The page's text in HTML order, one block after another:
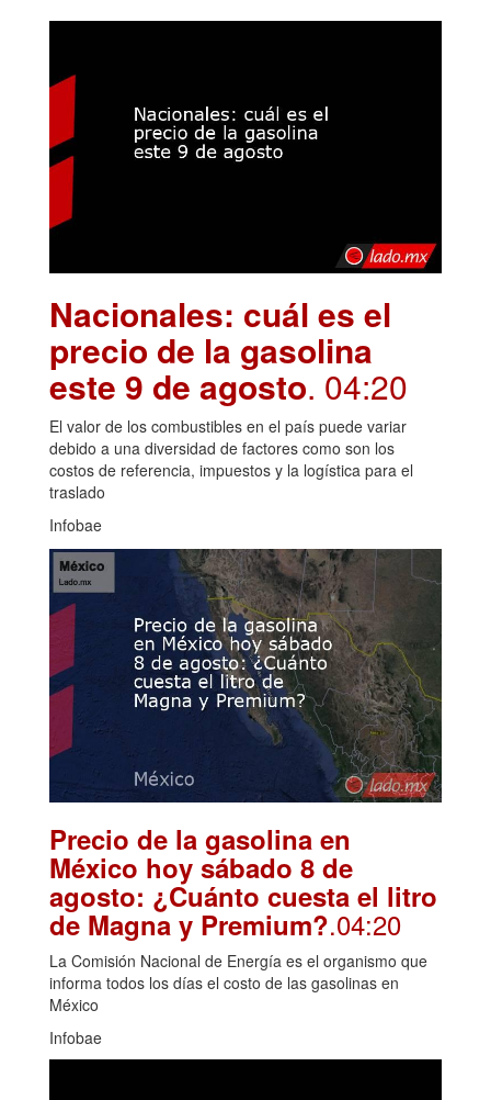
Nacionales: cuál es el
precio de la gasolina
este 9 de agosto. 04:20
El valor de los combustibles en el país puede variar
debido a una diversidad de factores como son los
costos de referencia, impuestos y la logística para el
traslado
Infobae
Precio de la gasolina en
México hoy sábado 8 de
agosto: ¿Cuánto cuesta el litro
de Magna y Premium?.04:20
La Comisión Nacional de Energía es el organismo que
informa todos los días el costo de las gasolinas en
México
Infobae